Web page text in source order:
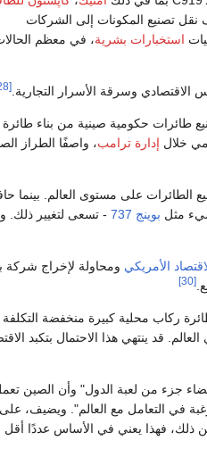
نقل تصنيع المكونات إلى الشركات
استخبارات بشرية، في معظم
[28]
طائرات حكومية صينية من بناء
إدارة ترامب، واصفًا الطراز
الطائرات على مستوى العالم. بينما
مثل بوينج 737
- تسعى لتغيير ذلك.
الأمريكي ومحاولة لإخراج شركة
[30]
ركاب محلية كبيرة منخفضة التكلفة
قد ينتهي هذا الاحتمال بتكبد
جزء من لعبة الدول" وأن الصين
في التعامل مع العالم". ويضيف،
كانت الصين تريد جزءًا كبيرًا من ذلك، فهذا يعني في الأساس